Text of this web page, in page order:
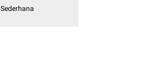
Sederhana